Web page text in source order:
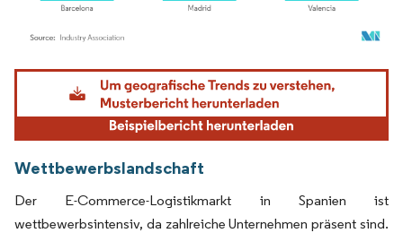
Bild © Mordor Intelligence. Wiederverwendung erfordert Namensnennung gemäß
Wettbewerbslandschaft
Der E-Commerce-Logistikmarkt in Spanien ist
wettbewerbsintensiv, da zahlreiche Unternehmen präsent sind.